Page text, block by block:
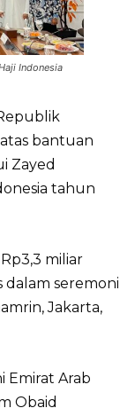
Indonesia
bantuan
Zayed
tahun
miliar
dalam seremoni
Jakarta,
Emirat Arab
Obaid